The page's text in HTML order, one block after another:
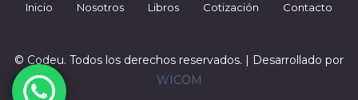
Inicio Nosotros Libros Cotización Contacto
© Codeu. Todos los derechos reservados. | Desarrollado por
WICOM